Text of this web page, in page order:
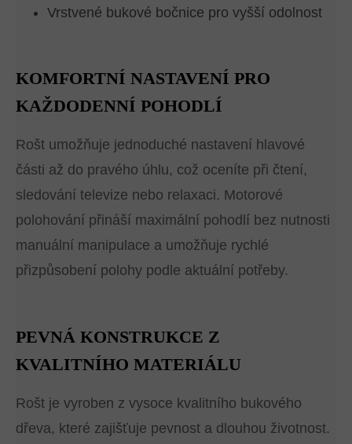
Vrstvené bukové bočnice pro vyšší odolnost
KOMFORTNÍ NASTAVENÍ PRO
KAŽDODENNÍ POHODLÍ
Rošt umožňuje jednoduché nastavení hlavové
části až do pravého úhlu, což oceníte při čtení,
sledování televize nebo relaxaci. Motorové
polohování přináší maximální pohodlí bez nutnosti
manuální manipulace a umožňuje rychlé
přizpůsobení polohy podle aktuální potřeby.
PEVNÁ KONSTRUKCE Z
KVALITNÍHO MATERIÁLU
Rošt je vyroben z vysoce kvalitního bukového
dřeva, které zajišťuje pevnost a dlouhou životnost.